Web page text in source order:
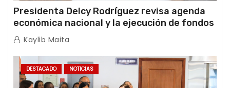
Presidenta Delcy Rodríguez revisa agenda
económica nacional y la ejecución de fondos
de emergencia post-sismos
Kaylib Maita
DESTACADO NOTICIAS